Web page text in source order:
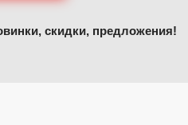
скидки, предложения!